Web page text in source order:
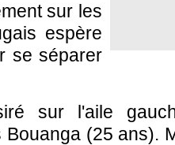
sur les
espère
se séparer
sur l'aile
(25 ans).